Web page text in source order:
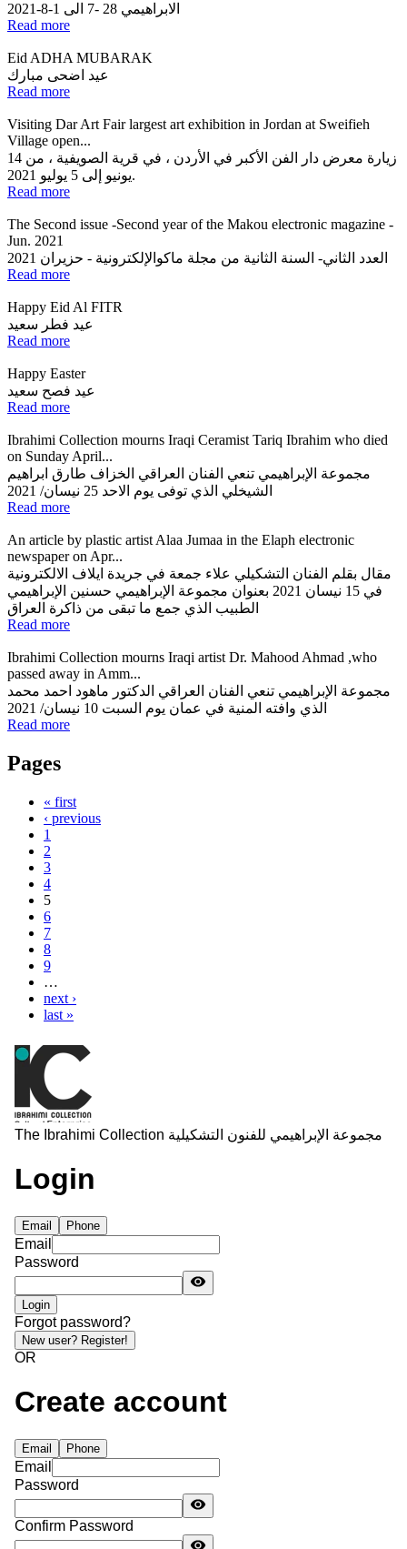
الابراهيمي 28 -7 الى 1-8-2021
Read more
Eid ADHA MUBARAK
عيد اضحى مبارك
Read more
Visiting Dar Art Fair largest art exhibition in Jordan at Sweifieh
Village open...
زيارة معرض دار الفن الأكبر في الأردن ، في قرية الصويفية ، من 14
يونيو إلى 5 يوليو 2021.
Read more
The Second issue -Second year of the Makou electronic magazine -
Jun. 2021
العدد الثاني- السنة الثانية من مجلة ماكوالإلكترونية - حزيران 2021
Read more
Happy Eid Al FITR
عيد فطر سعيد
Read more
Happy Easter
عيد فصح سعيد
Read more
Ibrahimi Collection mourns Iraqi Ceramist Tariq Ibrahim who died
on Sunday April...
مجموعة الإبراهيمي تنعي الفنان العراقي الخزاف طارق ابراهيم
الشيخلي الذي توفى يوم الاحد 25 نيسان/ 2021
Read more
An article by plastic artist Alaa Jumaa in the Elaph electronic
newspaper on Apr...
مقال بقلم الفنان التشكيلي علاء جمعة في جريدة ايلاف الالكترونية
في 15 نيسان 2021 بعنوان مجموعة الإبراهيمي حسنين الإبراهيمي
الطبيب الذي جمع ما تبقى من ذاكرة العراق
Read more
Ibrahimi Collection mourns Iraqi artist Dr. Mahood Ahmad ,who
passed away in Amm...
مجموعة الإبراهيمي تنعي الفنان العراقي الدكتور ماهود احمد محمد
الذي وافته المنية في عمان يوم السبت 10 نيسان/ 2021
Read more
Pages
« first
‹ previous
1
2
3
4
5
6
7
8
9
…
next ›
last »